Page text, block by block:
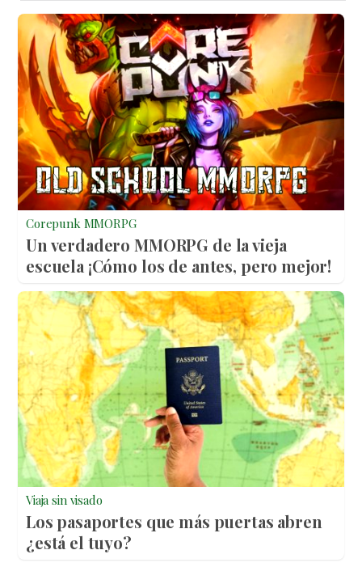
Corepunk MMORPG
Un verdadero MMORPG de la vieja
escuela ¡Cómo los de antes, pero mejor!
Viaja sin visado
Los pasaportes que más puertas abren
¿está el tuyo?